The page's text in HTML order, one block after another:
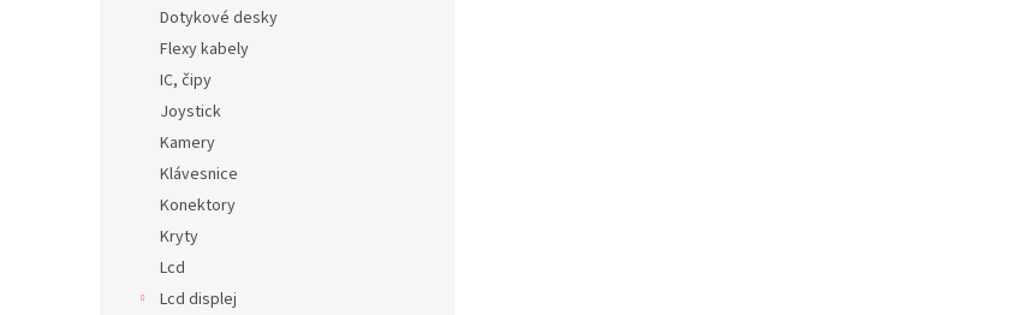
Dotykové desky
Flexy kabely
IC, čipy
Joystick
Kamery
Klávesnice
Konektory
Kryty
Lcd
Lcd displej